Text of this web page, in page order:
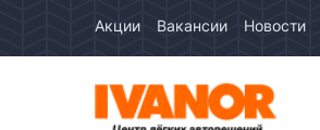
Акции Вакансии Новости